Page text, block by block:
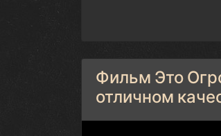
Фильм Это
отличном